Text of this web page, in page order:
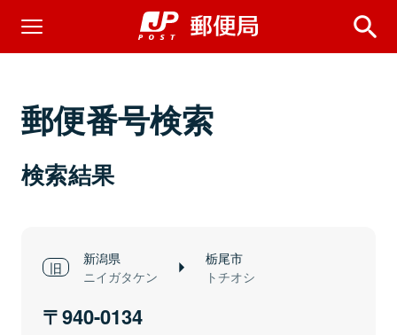
郵便番号検索
検索結果
新潟県
ニイガタケン
栃尾市
トチオシ
940-0134